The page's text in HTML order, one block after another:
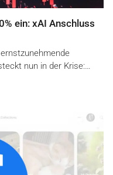
ein: xAI Anschluss
nun in der Krise:…